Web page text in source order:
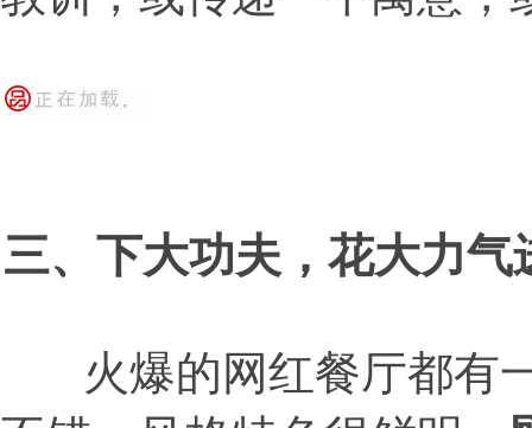
三、下大功夫，花大力
火爆的网红餐厅都有